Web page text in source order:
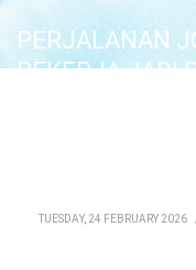
PERJALANAN
PEKERJA JADI
TUESDAY, 24 FEBRUARY 2026